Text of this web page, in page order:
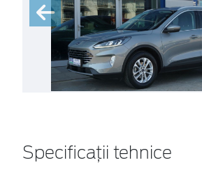
Specificații tehnice